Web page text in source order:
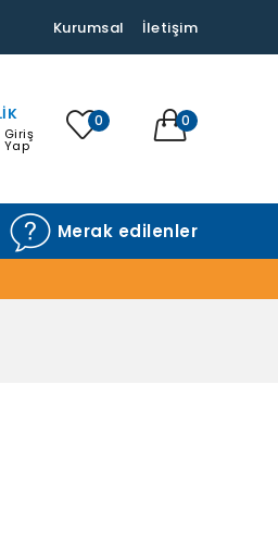
Kurumsal İletişim
Giriş
Yap
0 0
Merak edilenler